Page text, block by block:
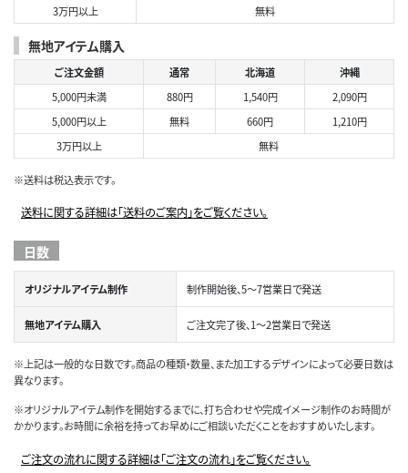
3万円以上
無料
無地アイテム購入
ご注文金額 通常 北海道
沖縄
5,000円未満
880円 1,540円
2,090円
5,000円以上
無料 660円
1,210円
3万円以上
無料
※送料は税込表示です。
送料に関する詳細は「送料のご案内」をご覧ください。
日数
オリジナルアイテム制作 制作開始後、5～7営業日で発送
無地アイテム購入 ご注文完了後、1～2営業日で発送
※上記は一般的な日数です。商品の種類・数量、また加工するデザインによって必要日数は
異なります。
※オリジナルアイテム制作を開始するまでに、打ち合わせや完成イメージ制作のお時間が
かかります。お時間に余裕を持ってお早めにご相談いただくことをおすすめいたします。
ご注文の流れに関する詳細は「ご注文の流れ」をご覧ください。